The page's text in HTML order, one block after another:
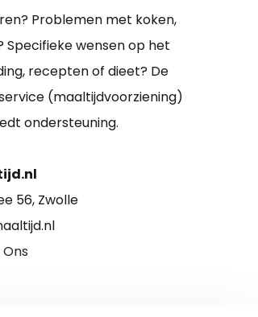
Problemen met koken,
Specifieke wensen op het
recepten of dieet? De
(maaltijdvoorziening)
ondersteuning.
56, Zwolle